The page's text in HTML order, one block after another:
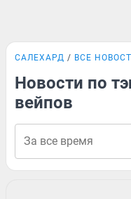
САЛЕХАРД ВСЕ
Новости по
вейпов